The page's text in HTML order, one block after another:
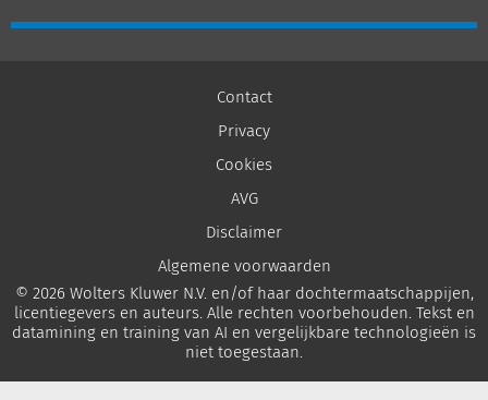
Contact
Privacy
Cookies
AVG
Disclaimer
Algemene voorwaarden
© 2026 Wolters Kluwer N.V. en/of haar dochtermaatschappijen,
licentiegevers en auteurs. Alle rechten voorbehouden. Tekst en
datamining en training van AI en vergelijkbare technologieën is
niet toegestaan.